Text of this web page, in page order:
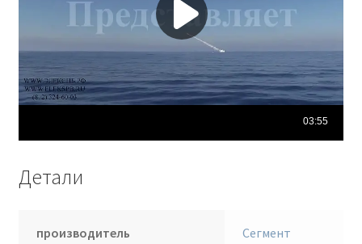
Детали
производитель
Сегмент